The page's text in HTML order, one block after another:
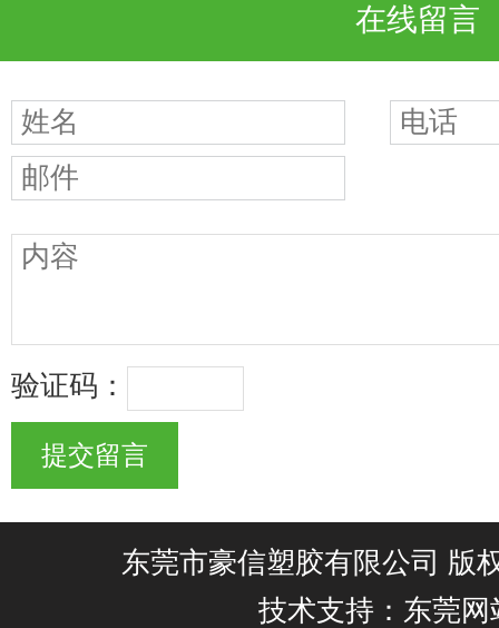
在线留言
验证码：
东莞市豪信塑胶有限公司 版
技术支持：东莞网